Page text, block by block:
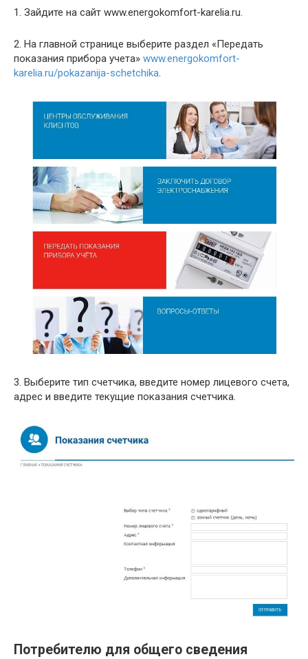
1. Зайдите на сайт www.energokomfort-karelia.ru.
2. На главной странице выберите раздел «Передать
показания прибора учета» www.energokomfort-
karelia.ru/pokazanija-schetchika
3. Выберите тип счетчика, введите номер лицевого счета,
адрес и введите текущие показания счетчика.
Потребителю для общего сведения